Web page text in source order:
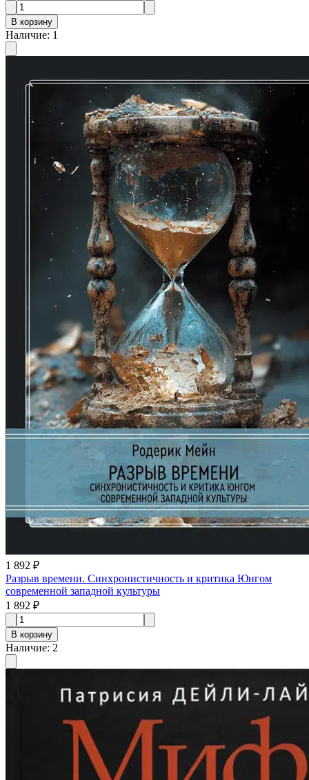
В корзину
Наличие: 1
1 892 ₽
Разрыв времени. Синхронистичность и критика Юнгом
современной западной культуры
1 892 ₽
В корзину
Наличие: 2